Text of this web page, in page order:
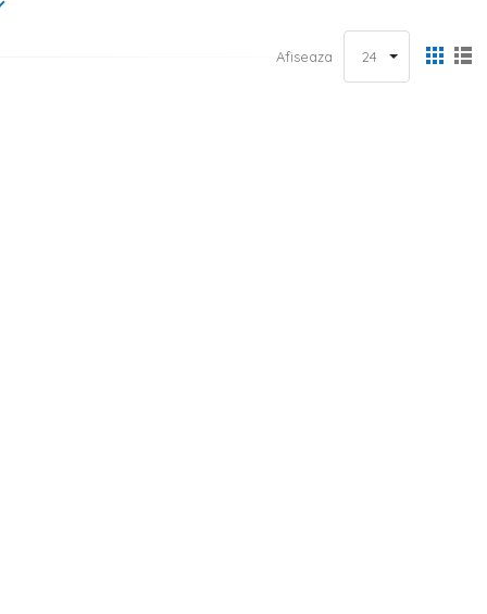
pentru orice familie. Acest spatiu este considerat si inima
preparate, dar mai ales pentru a depana amintiri. Stim cat de
inspiratie pentru orice tip de amenajare. Daca ai ales
mobila
atat ca stil, cat si ca si cromatica, dar si un covor de bucatarie cat
este stilul de amenajare pe care l-ai abordat, la Homelux gasesti
40x100 si 80x200. Modelele noastre au preturi accesibile,
disponibil. In plus, fie ca folosesti bucataria doar pentru a-ti
retete, ai nevoie de un
pregatit modele de covoare pentru toate gusturile. In ceea ce
si covoare viu colorate, in nuante de albastru, galben, verde,
pentru o bucatarie simpla si eleganta, amenajata in stil
de la imprimeuri abstracte sau modele geometrice si pana la
Afiseaza